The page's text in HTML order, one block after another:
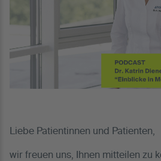
Liebe Patientinnen und Patienten,
wir freuen uns, Ihnen mitteilen zu